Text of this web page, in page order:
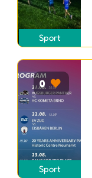
Sport
0
Sport